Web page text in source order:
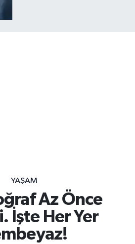
YAŞAM
Az Önce
İşte Her Yer